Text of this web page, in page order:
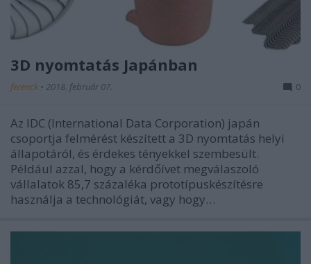
3D nyomtatás Japánban
ferenck • 2018. február 07. 0
Az IDC (International Data Corporation) japán
csoportja felmérést készített a 3D nyomtatás helyi
állapotáról, és érdekes tényekkel szembesült.
Például azzal, hogy a kérdőívet megválaszoló
vállalatok 85,7 százaléka prototípuskészítésre
használja a technológiát, vagy hogy…